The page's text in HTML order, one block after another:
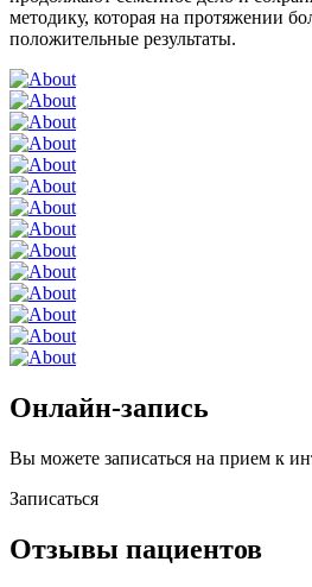
методику, которая на протяжении
положительные результаты.
Онлайн-запись
Вы можете записаться на прием к
Записаться
Отзывы пациентов